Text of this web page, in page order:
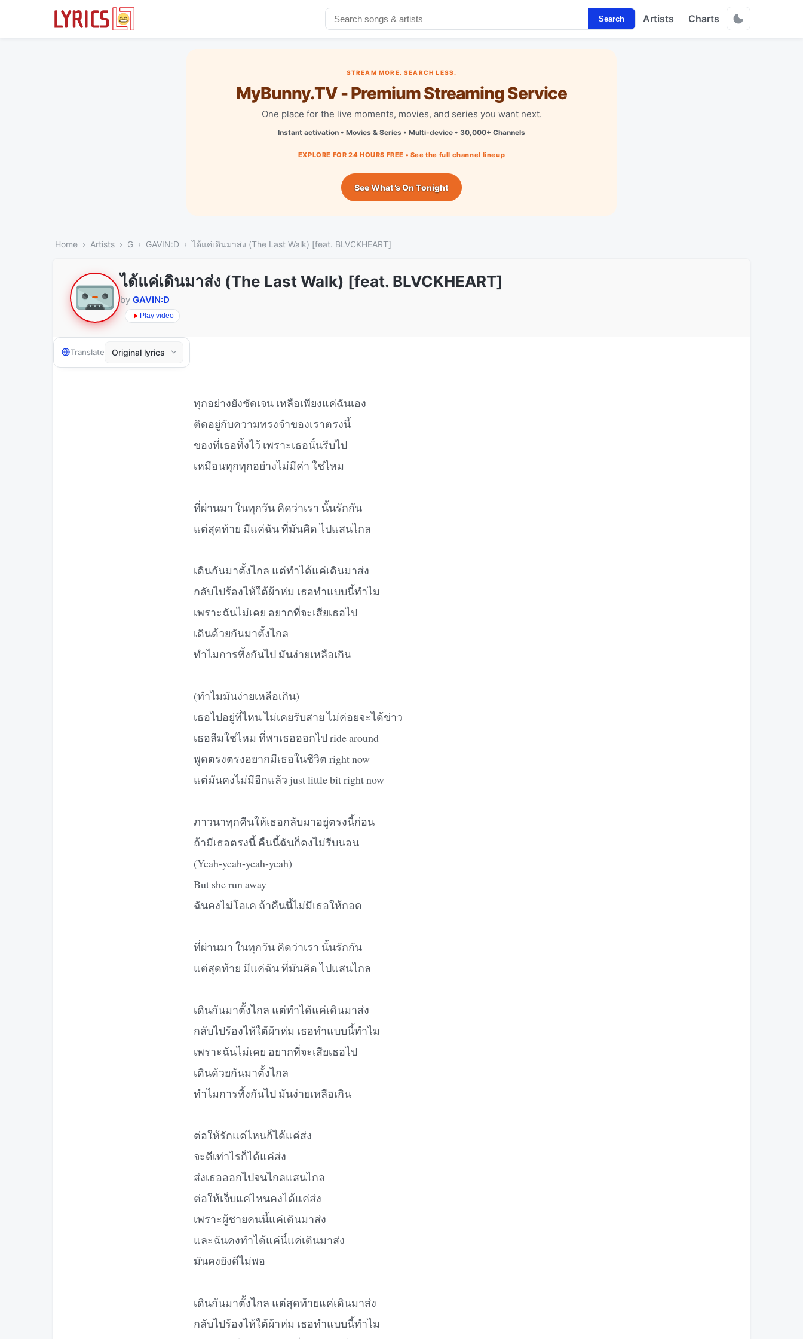
Search Artists Charts
STREAM MORE. SEARCH LESS.
MyBunny.TV - Premium Streaming Service
One place for the live moments, movies, and series you want next.
Instant activation • Movies & Series • Multi-device • 30,000+ Channels
EXPLORE FOR 24 HOURS FREE • See the full channel lineup
See What’s On Tonight
Home Artists G GAVIN:D ได้แค่เดินมาส่ง (The Last Walk) [feat. BLVCKHEART]
ได้แค่เดินมาส่ง (The Last Walk) [feat. BLVCKHEART]
by GAVIN:D
Play video
Translate
ทุกอย่างยังชัดเจน เหลือเพียงแค่ฉันเอง
ติดอยู่กับความทรงจำของเราตรงนี้
ของที่เธอทิ้งไว้ เพราะเธอนั้นรีบไป
เหมือนทุกทุกอย่างไม่มีค่า ใช่ไหม
ที่ผ่านมา ในทุกวัน คิดว่าเรา นั้นรักกัน
แต่สุดท้าย มีแค่ฉัน ที่มันคิด ไปแสนไกล
เดินกันมาตั้งไกล แต่ทำได้แค่เดินมาส่ง
กลับไปร้องไห้ใต้ผ้าห่ม เธอทำแบบนี้ทำไม
เพราะฉันไม่เคย อยากที่จะเสียเธอไป
เดินด้วยกันมาตั้งไกล
ทำไมการทิ้งกันไป มันง่ายเหลือเกิน
(ทำไมมันง่ายเหลือเกิน)
เธอไปอยู่ที่ไหน ไม่เคยรับสาย ไม่ค่อยจะได้ข่าว
เธอลืมใช่ไหม ที่พาเธอออกไป ride around
พูดตรงตรงอยากมีเธอในชีวิต right now
แต่มันคงไม่มีอีกแล้ว just little bit right now
ภาวนาทุกคืนให้เธอกลับมาอยู่ตรงนี้ก่อน
ถ้ามีเธอตรงนี้ คืนนี้ฉันก็คงไม่รีบนอน
(Yeah-yeah-yeah-yeah)
But she run away
ฉันคงไม่โอเค ถ้าคืนนี้ไม่มีเธอให้กอด
ที่ผ่านมา ในทุกวัน คิดว่าเรา นั้นรักกัน
แต่สุดท้าย มีแค่ฉัน ที่มันคิด ไปแสนไกล
เดินกันมาตั้งไกล แต่ทำได้แค่เดินมาส่ง
กลับไปร้องไห้ใต้ผ้าห่ม เธอทำแบบนี้ทำไม
เพราะฉันไม่เคย อยากที่จะเสียเธอไป
เดินด้วยกันมาตั้งไกล
ทำไมการทิ้งกันไป มันง่ายเหลือเกิน
ต่อให้รักแค่ไหนก็ได้แค่ส่ง
จะดีเท่าไรก็ได้แค่ส่ง
ส่งเธอออกไปจนไกลแสนไกล
ต่อให้เจ็บแค่ไหนคงได้แค่ส่ง
เพราะผู้ชายคนนี้แค่เดินมาส่ง
และฉันคงทำได้แค่นี้แค่เดินมาส่ง
มันคงยังดีไม่พอ
เดินกันมาตั้งไกล แต่สุดท้ายแค่เดินมาส่ง
กลับไปร้องไห้ใต้ผ้าห่ม เธอทำแบบนี้ทำไม